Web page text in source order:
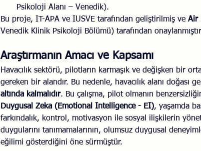
Psikoloji Alanı – Venedik).
Bu proje, IT-APA ve IUSVE tarafından geliştirilmiş ve Air
Venedik Klinik Psikoloji Bölümü) tarafından
Araştırmanın Amacı ve Kapsamı
Havacılık sektörü, pilotların karmaşık ve değişken bir
gereken bir alandır. Bu nedenle, havacılık alanı doğası
altında kalmalıdır. Bu çalışma, pilot olmanın
Duygusal Zeka (Emotional Intelligence - EI), yaşamda
farkındalık, kontrol, motivasyon ile sosyal ilişkilerin
duygularını tanımamalarının, olumsuz duygusal
eğilimi gösterdiğini öne sürmüştür.